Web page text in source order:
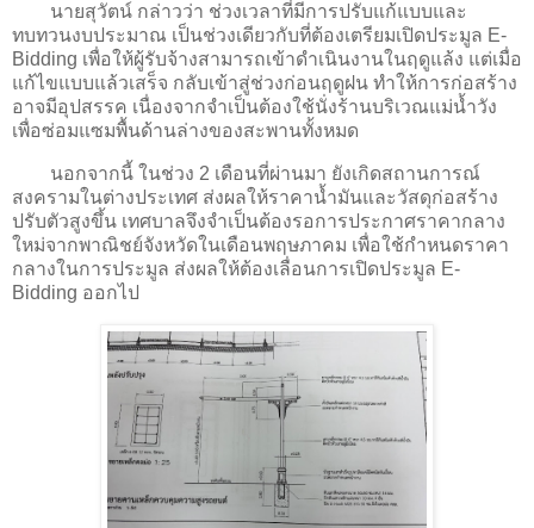
นายสุวัตน์ กล่าวว่า ช่วงเวลาที่มีการปรับแก้แบบและ
ทบทวนงบประมาณ เป็นช่วงเดียวกับที่ต้องเตรียมเปิดประมูล E-
Bidding เพื่อให้ผู้รับจ้างสามารถเข้าดำเนินงานในฤดูแล้ง แต่เมื่อ
แก้ไขแบบแล้วเสร็จ กลับเข้าสู่ช่วงก่อนฤดูฝน ทำให้การก่อสร้าง
อาจมีอุปสรรค เนื่องจากจำเป็นต้องใช้นั่งร้านบริเวณแม่น้ำวัง
เพื่อซ่อมแซมพื้นด้านล่างของสะพานทั้งหมด
นอกจากนี้ ในช่วง 2 เดือนที่ผ่านมา ยังเกิดสถานการณ์
สงครามในต่างประเทศ ส่งผลให้ราคาน้ำมันและวัสดุก่อสร้าง
ปรับตัวสูงขึ้น เทศบาลจึงจำเป็นต้องรอการประกาศราคากลาง
ใหม่จากพาณิชย์จังหวัดในเดือนพฤษภาคม เพื่อใช้กำหนดราคา
กลางในการประมูล ส่งผลให้ต้องเลื่อนการเปิดประมูล E-
Bidding ออกไป